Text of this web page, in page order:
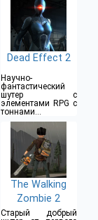
Dead Effect 2
Научно-
фантастический
шутер с
элементами RPG с
тоннами
обновляемого
оружия
The Walking
Zombie 2
Старый добрый